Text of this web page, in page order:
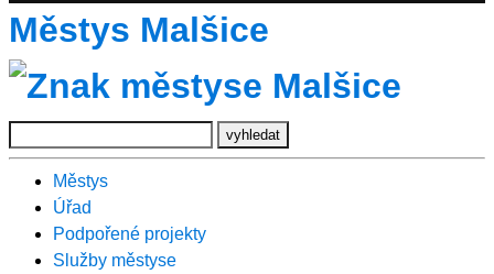
Městys Malšice
Městys
Úřad
Podpořené projekty
Služby městyse